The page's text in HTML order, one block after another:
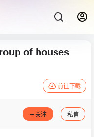
of houses
前往下载
关注 私信